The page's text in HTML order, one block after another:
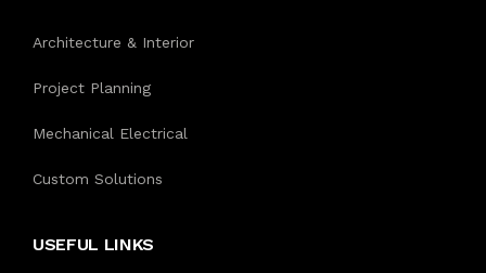
Architecture & Interior
Project Planning
Mechanical Electrical
Custom Solutions
USEFUL LINKS